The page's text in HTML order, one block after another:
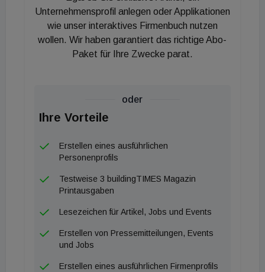
es weniger um den Direktvertrieb als um den
Verkauf ganzer Anlagen“, die Bublon herstellt.
Diese kosten zwischen einer und eineinhalb
haben“. Solcherart soll, laut Wimmer, „in nächster
Zeit der Sprung in den zweistelligen Millionen-
verstärkten Einstieg in die Kunststoff-Industrie.
&nbsp;
Unternehmensprofil anlegen oder Applikationen
wie unser interaktives Firmenbuch nutzen
wollen. Wir haben garantiert das richtige Abo-
Paket für Ihre Zwecke parat.
oder
Ihre Vorteile
Erstellen eines ausführlichen
Personenprofils
Testweise 3 buildingTIMES Magazin
Printausgaben
Lesezeichen für Artikel, Jobs und Events
Erstellen von Pressemitteilungen, Events
und Jobs
Erstellen eines ausführlichen Firmenprofils